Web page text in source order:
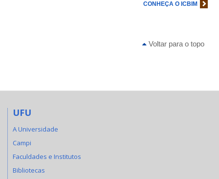
CONHEÇA O ICBIM
Voltar para o topo
UFU
A Universidade
Campi
Faculdades e Institutos
Bibliotecas